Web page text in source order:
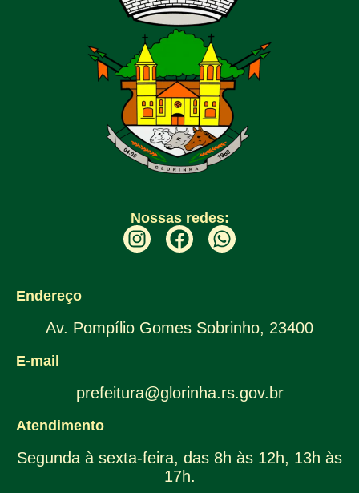
Nossas redes:
Endereço
Av. Pompílio Gomes Sobrinho, 23400
E-mail
prefeitura@glorinha.rs.gov.br
Atendimento
Segunda à sexta-feira, das 8h às 12h, 13h às
17h.